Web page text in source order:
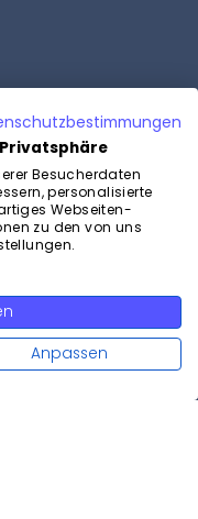
Besucherdaten
personalisierte
Webseiten-
zu den von uns
Anpassen